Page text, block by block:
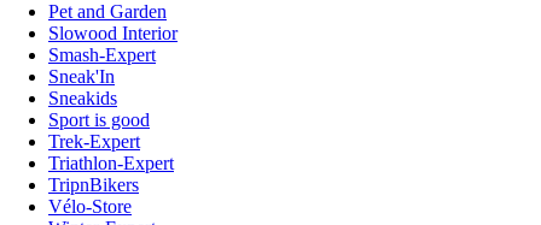
Pet and Garden
Slowood Interior
Smash-Expert
Sneak'In
Sneakids
Sport is good
Trek-Expert
Triathlon-Expert
TripnBikers
Vélo-Store